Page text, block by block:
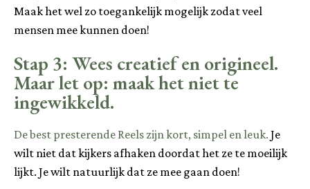
Maak het wel zo toegankelijk mogelijk zodat veel
mensen mee kunnen doen!
Stap 3: Wees creatief en origineel.
Maar let op: maak het niet te
ingewikkeld.
De best presterende Reels zijn kort, simpel en leuk. Je
wilt niet dat kijkers afhaken doordat het ze te moeilijk
lijkt. Je wilt natuurlijk dat ze mee gaan doen!